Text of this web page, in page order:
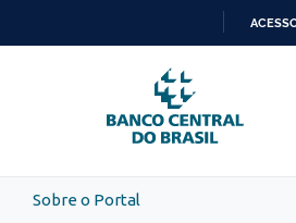
PARA
O
CONTEÚDO
Sobre o Portal